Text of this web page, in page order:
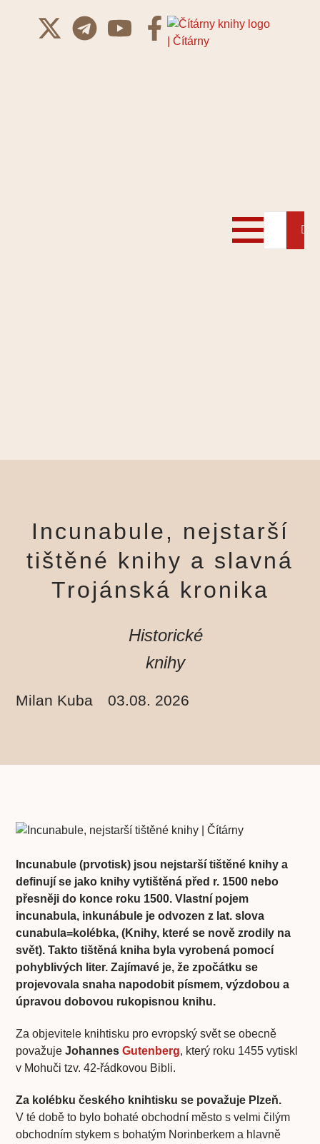
Incunabule, nejstarší
tištěné knihy a slavná
Trojánská kronika
Historické
knihy
Milan Kuba 03.08. 2026
Incunabule (prvotisk) jsou nejstarší tištěné knihy a
definují se jako knihy vytištěná před r. 1500 nebo
přesněji do konce roku 1500. Vlastní pojem
incunabula, inkunábule je odvozen z lat. slova
cunabula=kolébka, (Knihy, které se nově zrodily na
svět). Takto tištěná kniha byla vyrobená pomocí
pohyblivých liter. Zajímavé je, že zpočátku se
projevovala snaha napodobit písmem, výzdobou a
úpravou dobovou rukopisnou knihu.
Za objevitele knihtisku pro evropský svět se obecně
považujeJohannesGutenberg, který roku 1455 vytiskl
v Mohuči tzv. 42-řádkovou Bibli.
Za kolébku českého knihtisku se považuje Plzeň.
V té době to bylo bohaté obchodní město s velmi čilým
obchodním stykem s bohatým Norinberkem a hlavně